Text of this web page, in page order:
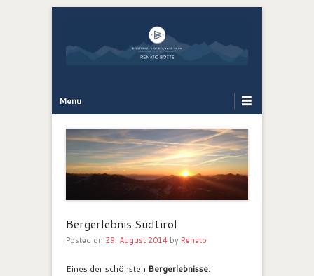
Menu
Bergerlebnis Südtirol
Posted on 29. August 2014 by Renato
Eines der schönsten Bergerlebnisse: